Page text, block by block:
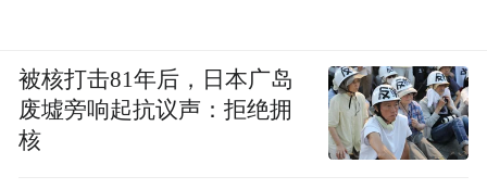
被核打击81年后，日本广岛
废墟旁响起抗议声：拒绝拥
核